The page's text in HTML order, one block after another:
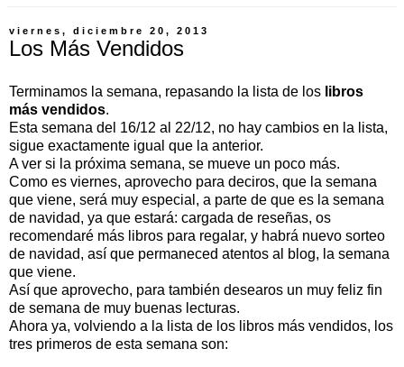
viernes, diciembre 20, 2013
Los Más Vendidos
Terminamos la semana, repasando la lista de los libros
más vendidos.
Esta semana del 16/12 al 22/12, no hay cambios en la lista,
sigue exactamente igual que la anterior.
A ver si la próxima semana, se mueve un poco más.
Como es viernes, aprovecho para deciros, que la semana
que viene, será muy especial, a parte de que es la semana
de navidad, ya que estará: cargada de reseñas, os
recomendaré más libros para regalar, y habrá nuevo sorteo
de navidad, así que permaneced atentos al blog, la semana
que viene.
Así que aprovecho, para también desearos un muy feliz fin
de semana de muy buenas lecturas.
Ahora ya, volviendo a la lista de los libros más vendidos, los
tres primeros de esta semana son: